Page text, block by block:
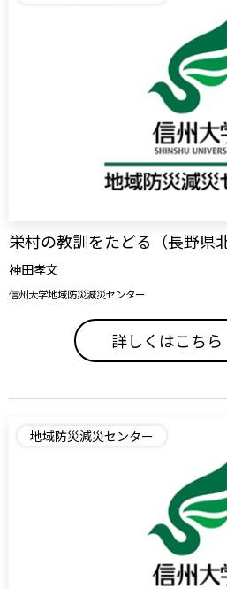
栄村の教訓をたどる（長野県
神田孝文
信州大学地域防災減災センター
詳しくはこちら
地域防災減災センター